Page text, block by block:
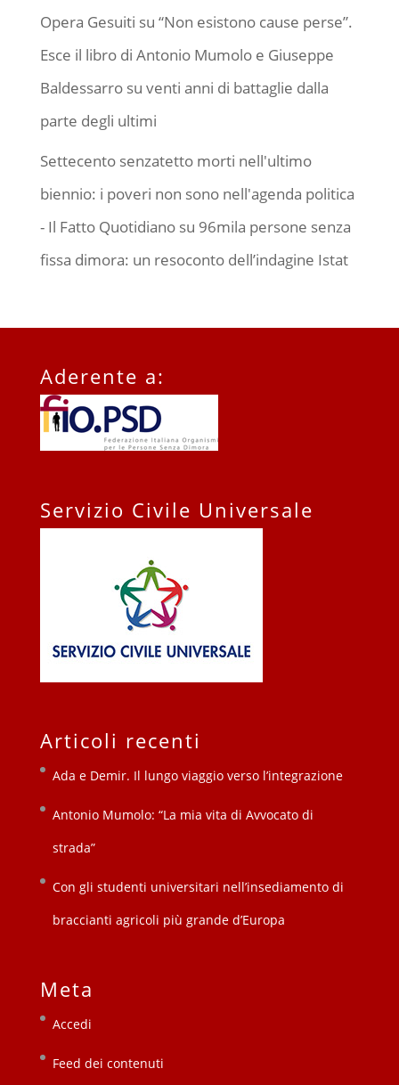
Opera Gesuiti su “Non esistono cause perse”.
Esce il libro di Antonio Mumolo e Giuseppe
Baldessarro su venti anni di battaglie dalla
parte degli ultimi
Settecento senzatetto morti nell'ultimo
biennio: i poveri non sono nell'agenda politica
- Il Fatto Quotidianosu 96mila persone senza
fissa dimora: un resoconto dell’indagine Istat
Aderente a:
Servizio Civile Universale
Articoli recenti
Ada e Demir. Il lungo viaggio verso l’integrazione
Antonio Mumolo: “La mia vita di Avvocato di
strada”
Con gli studenti universitari nell’insediamento di
braccianti agricoli più grande d’Europa
Meta
Accedi
Feed dei contenuti